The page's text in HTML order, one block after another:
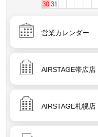
30 31
営業カレンダー
AIRSTAGE帯広店
AIRSTAGE札幌店